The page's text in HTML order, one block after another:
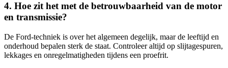
4. Hoe zit het met de betrouwbaarheid van de motor
en transmissie?
De Ford-techniek is over het algemeen degelijk, maar de leeftijd en
onderhoud bepalen sterk de staat. Controleer altijd op slijtagespuren,
lekkages en onregelmatigheden tijdens een proefrit.